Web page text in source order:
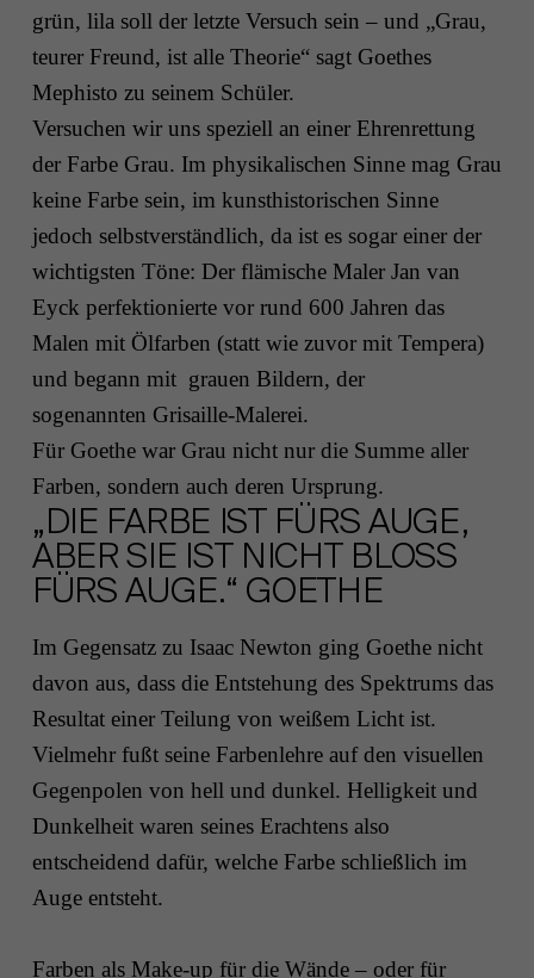
grün, lila soll der letzte Versuch sein – und „Grau,
teurer Freund, ist alle Theorie“ sagt Goethes
Mephisto zu seinem Schüler.
Versuchen wir uns speziell an einer Ehrenrettung
der Farbe Grau. Im physikalischen Sinne mag Grau
keine Farbe sein, im kunsthistorischen Sinne
jedoch selbstverständlich, da ist es sogar einer der
wichtigsten Töne: Der flämische Maler Jan van
Eyck perfektionierte vor rund 600 Jahren das
Malen mit Ölfarben (statt wie zuvor mit Tempera)
und begann mit ­ grauen Bildern, der
sogenannten Grisaille-Malerei.
Für Goethe war Grau nicht nur die Summe aller
Farben, sondern auch deren Ursprung.
„DIE FARBE IST FÜRS AUGE,
ABER SIE IST NICHT BLOSS F
ÜRS AUGE.“ GOETHE
Im Gegensatz zu Isaac Newton ging Goethe nicht
davon aus, dass die Entstehung des Spektrums das
Resultat einer Teilung von weißem Licht ist.
Vielmehr fußt seine Farbenlehre auf den visuellen
Gegenpolen von hell und dunkel. Helligkeit und
Dunkelheit waren seines Erachtens also
entscheidend dafür, welche Farbe schließlich im
Auge entsteht.
Farben als Make-up für die Wände – oder für